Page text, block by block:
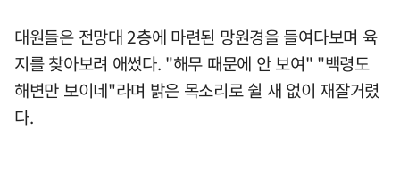
대원들은 전망대 2층에 마련된 망원경을 들여다보며 육
지를 찾아보려 애썼다. "해무 때문에 안 보여" "백령도
해변만 보이네"라며 밝은 목소리로 쉴 새 없이 재잘거렸
다.